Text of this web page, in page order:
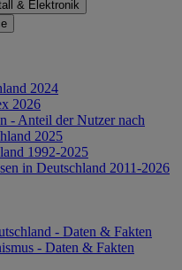
& Elektronik
2024
2026
- Anteil der Nutzer nach
2025
1992-2025
in Deutschland 2011-2026
- Daten & Fakten
- Daten & Fakten